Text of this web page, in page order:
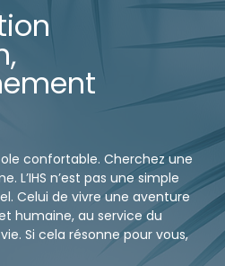
confortable. Cherchez une
L’IHS n’est pas une simple
Celui de vivre une aventure
humaine, au service du
Si cela résonne pour vous,